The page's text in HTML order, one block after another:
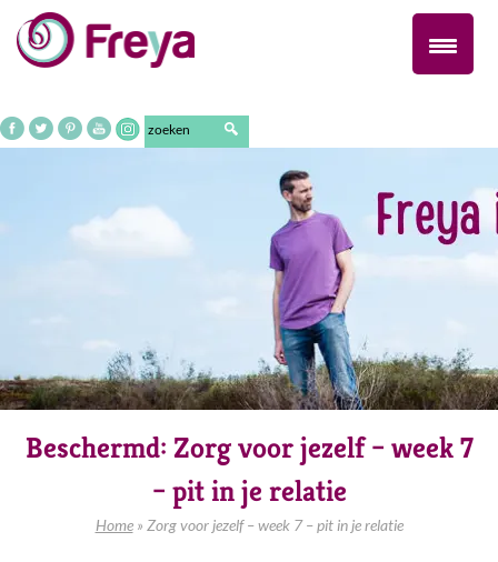
inhoud
Beschermd: Zorg voor jezelf – week 7
– pit in je relatie
Home» Zorg voor jezelf – week 7 – pit in je relatie